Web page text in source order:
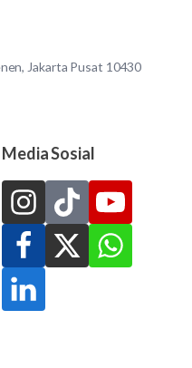
Jakarta Pusat 10430
Media Sosial